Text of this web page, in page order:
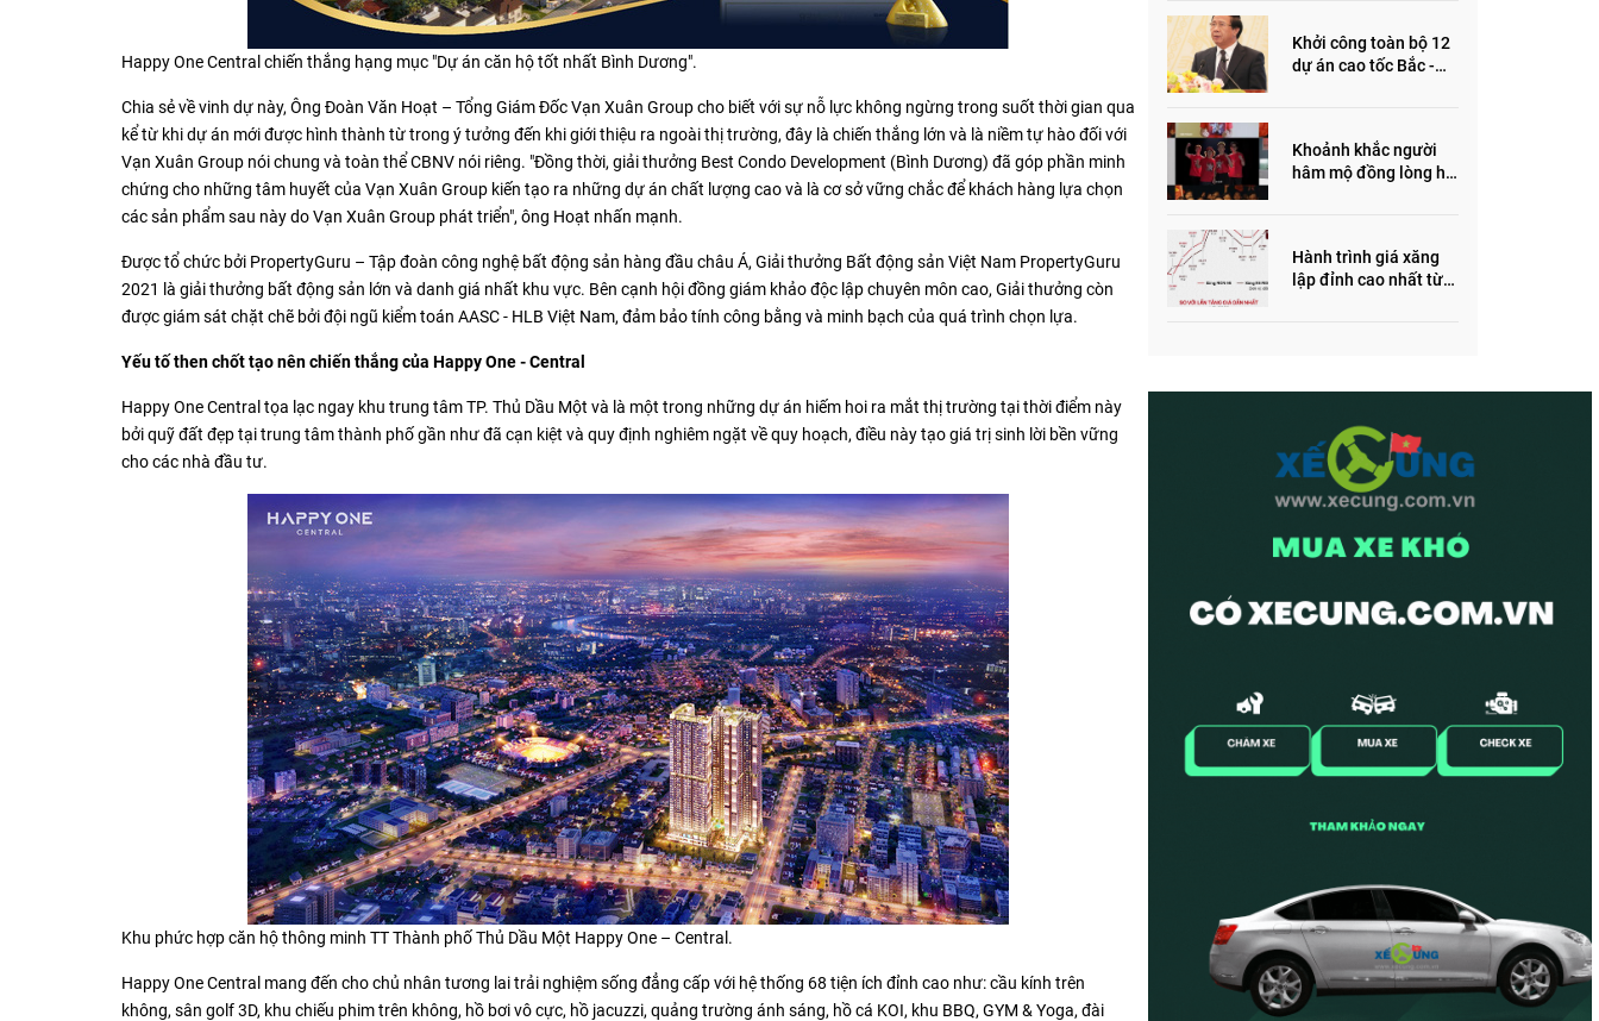
Happy One Central chiến thắng hạng mục "Dự án căn hộ tốt nhất Bình Dương".
Chia sẻ về vinh dự này, Ông Đoàn Văn Hoạt – Tổng Giám Đốc Vạn Xuân Group cho biết với sự nỗ lực không ngừng trong suốt thời gian qua
kể từ khi dự án mới được hình thành từ trong ý tưởng đến khi giới thiệu ra ngoài thị trường, đây là chiến thắng lớn và là niềm tự hào đối với
Vạn Xuân Group nói chung và toàn thể CBNV nói riêng. "Đồng thời, giải thưởng Best Condo Development (Bình Dương) đã góp phần minh
chứng cho những tâm huyết của Vạn Xuân Group kiến tạo ra những dự án chất lượng cao và là cơ sở vững chắc để khách hàng lựa chọn
các sản phẩm sau này do Vạn Xuân Group phát triển", ông Hoạt nhấn mạnh.
Được tổ chức bởi PropertyGuru – Tập đoàn công nghệ bất động sản hàng đầu châu Á, Giải thưởng Bất động sản Việt Nam PropertyGuru
2021 là giải thưởng bất động sản lớn và danh giá nhất khu vực. Bên cạnh hội đồng giám khảo độc lập chuyên môn cao, Giải thưởng còn
được giám sát chặt chẽ bởi đội ngũ kiểm toán AASC - HLB Việt Nam, đảm bảo tính công bằng và minh bạch của quá trình chọn lựa.
Yếu tố then chốt tạo nên chiến thắng của Happy One - Central
Happy One Central tọa lạc ngay khu trung tâm TP. Thủ Dầu Một và là một trong những dự án hiếm hoi ra mắt thị trường tại thời điểm này
bởi quỹ đất đẹp tại trung tâm thành phố gần như đã cạn kiệt và quy định nghiêm ngặt về quy hoạch, điều này tạo giá trị sinh lời bền vững
cho các nhà đầu tư.
Khu phức hợp căn hộ thông minh TT Thành phố Thủ Dầu Một Happy One – Central.
Happy One Central mang đến cho chủ nhân tương lai trải nghiệm sống đẳng cấp với hệ thống 68 tiện ích đỉnh cao như: cầu kính trên
không, sân golf 3D, khu chiếu phim trên không, hồ bơi vô cực, hồ jacuzzi, quảng trường ánh sáng, hồ cá KOI, khu BBQ, GYM & Yoga, đài
Khởi công toàn bộ 12
dự án cao tốc Bắc -
Khoảnh khắc người
hâm mộ đồng lòng hô
Hành trình giá xăng
lập đỉnh cao nhất từ